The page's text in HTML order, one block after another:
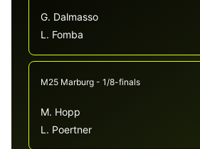
G. Dalmasso
L. Fomba
M25 Marburg - 1/8-finals
M. Hopp
L. Poertner